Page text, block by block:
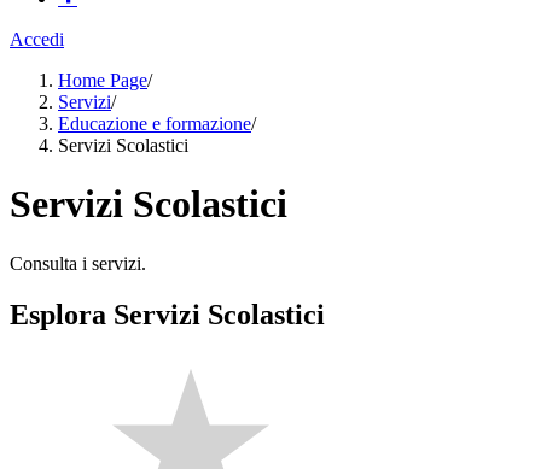
Accedi
Home Page/
Servizi/
Educazione e formazione/
Servizi Scolastici
Servizi Scolastici
Consulta i servizi.
Esplora Servizi Scolastici